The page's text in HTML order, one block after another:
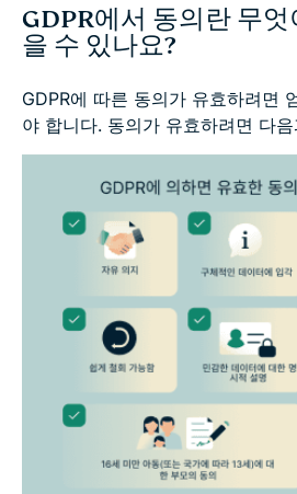
GDPR에서 동의란 무엇
을 수 있나요?
GDPR에 따른 동의가 유효하려면
야 합니다. 동의가 유효하려면 다